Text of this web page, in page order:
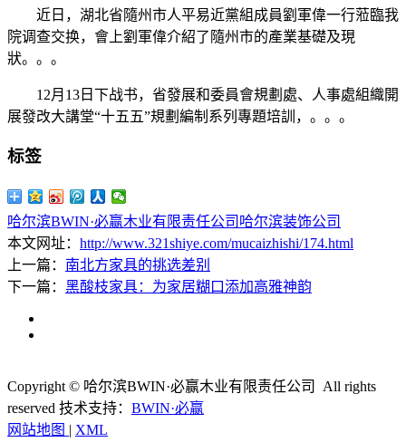
近日，湖北省隨州市人平易近黨組成員劉軍偉一行蒞臨我
院调查交换，會上劉軍偉介紹了隨州市的產業基礎及現
狀。。。
12月13日下战书，省發展和委員會規劃處、人事處組織開
展發改大講堂“十五五”規劃編制系列專題培訓，。。。
标签
哈尔滨BWIN·必赢木业有限责任公司 哈尔滨装饰公司
本文网址： http://www.321shiye.com/mucaizhishi/174.html
上一篇： 南北方家具的挑选差别
下一篇： 黑酸枝家具：为家居糊口添加高雅神韵
Copyright © 哈尔滨BWIN·必赢木业有限责任公司 All rights
reserved 技术支持： BWIN·必赢
网站地图 | XML